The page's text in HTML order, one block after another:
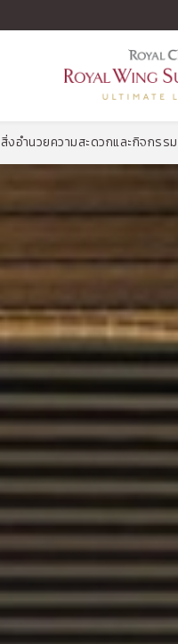
สิ่งอำนวยความสะดวกและกิจกรรม